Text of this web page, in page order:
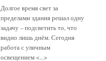
Долгое время свет за
пределами здания решал одну
задачу – подсветить то, что
видно лишь днём. Сегодня
работа с уличным
освещением <...>